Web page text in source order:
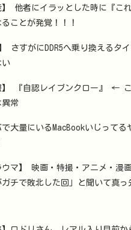
】 他者にイラッとした時に『こ
ことが発覚！！！
】 さすがにDDR5へ乗り換えるタ
い
】 『自認レイブンクロー』 ←
異常
で大量にいるMacBookいじってる
ウマ】 映画・特撮・アニメ・漫
ガチで敗北した回」と聞いて真っ